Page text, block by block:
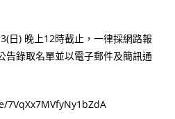
日) 晚上12時截止，一律採網路報
告錄取名單並以電子郵件及簡訊通
7VqXx7MVfyNy1bZdA